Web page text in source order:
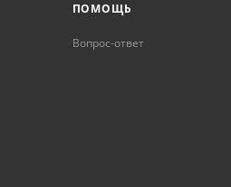
ПОМОЩЬ
Вопрос-ответ